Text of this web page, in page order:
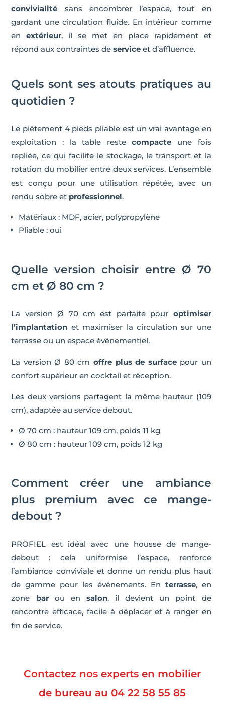
convivialité sans encombrer l’espace, tout en
gardant une circulation fluide. En intérieur comme
enextérieur, il se met en place rapidement et
répond aux contraintes deservice et d’affluence.
Quels sont ses atouts pratiques au
quotidien ?
Le piètement 4 pieds pliable est un vrai avantage en
exploitation : la table restecompacte une fois
repliée, ce qui facilite le stockage, le transport et la
rotation du mobilier entre deux services. L’ensemble
est conçu pour une utilisation répétée, avec un
rendu sobre et professionnel.
Matériaux : MDF, acier, polypropylène
Pliable : oui
Quelle version choisir entre Ø 70
cm et Ø 80 cm ?
La version Ø 70 cm est parfaite pour optimiser
l’implantation et maximiser la circulation sur une
terrasse ou un espace événementiel.
La version Ø 80 cm offre plus de surfacepour un
confort supérieur en cocktail et réception.
Les deux versions partagent la même hauteur (109
cm), adaptée au service debout.
Ø 70 cm : hauteur 109 cm, poids 11 kg
Ø 80 cm : hauteur 109 cm, poids 12 kg
Comment créer une ambiance
plus premium avec ce mange-
debout ?
PROFIEL est idéal avec une housse de mange-
debout : cela uniformise l’espace, renforce
l’ambiance conviviale et donne un rendu plus haut
de gamme pour les événements. En terrasse, en
zone barou en salon, il devient un point de
rencontre efficace, facile à déplacer et à ranger en
fin de service.
Contactez nos experts en mobilier
de bureau au 04 22 58 55 85